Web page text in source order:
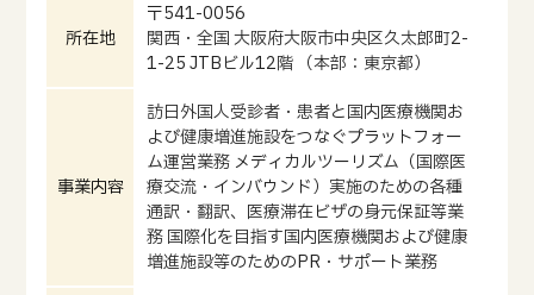
所在地
〒541-0056
関西・全国 大阪府大阪市中央区久太郎町2-
1-25 JTBビル12階 （本部：東京都）
事業内容
訪日外国人受診者・患者と国内医療機関お
よび健康増進施設をつなぐプラットフォー
ム運営業務 メディカルツーリズム（国際医
療交流・インバウンド）実施のための各種
通訳・翻訳、医療滞在ビザの身元保証等業
務 国際化を目指す国内医療機関および健康
増進施設等のためのPR・サポート業務